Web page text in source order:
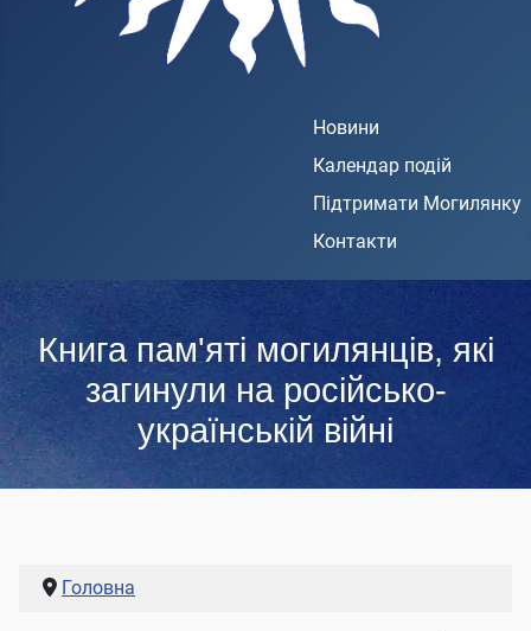
Новини
Календар подій
Підтримати Могилянку
Контакти
Книга пам'яті могилянців, які
загинули на російсько-
українській війні
Головна